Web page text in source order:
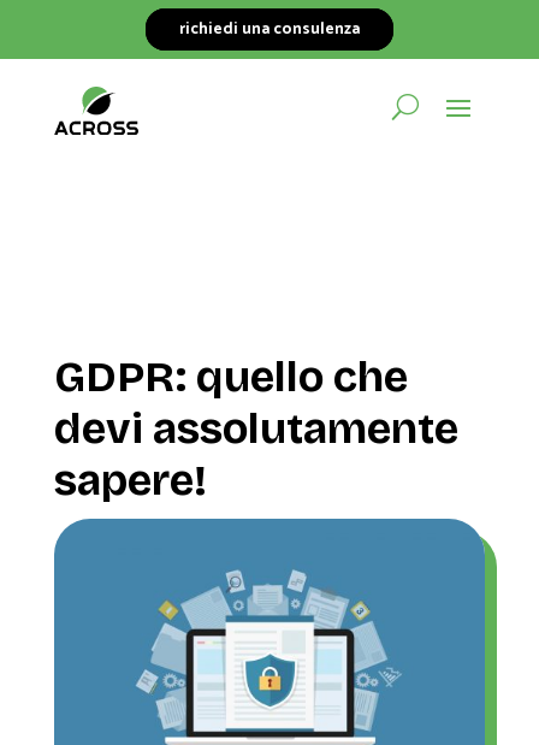
richiedi una consulenza
GDPR: quello che
devi assolutamente
sapere!